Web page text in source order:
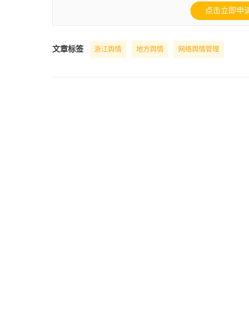
点击立即申
文章标签 浙江舆情 地方舆情 网络舆情管理